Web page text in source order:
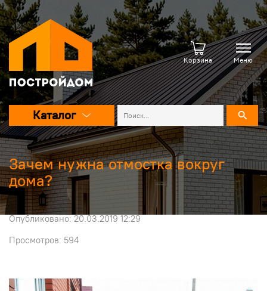
Корзина Меню
Каталог
Зачем нужна отмостка вокруг
дома?
Опубликовано: 20.03.2019 12:29
Просмотров: 594